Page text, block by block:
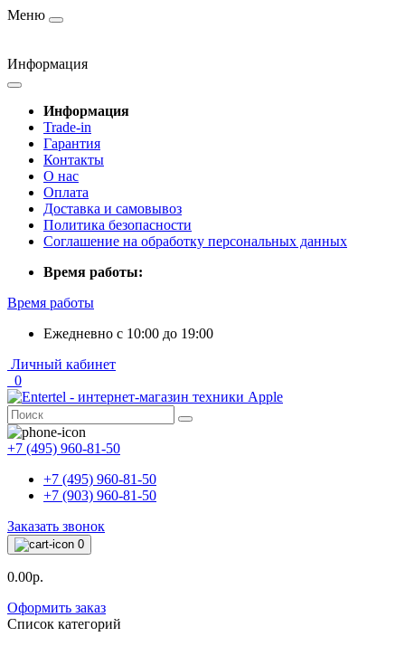
Меню
Информация
Информация
Trade-in
Гарантия
Контакты
О нас
Оплата
Доставка и самовывоз
Политика безопасности
Соглашение на обработку персональных данных
Время работы:
Время работы
Ежедневно с 10:00 до 19:00
Личный кабинет
0
+7 (495) 960-81-50
+7 (495) 960-81-50
+7 (903) 960-81-50
Заказать звонок
0
0.00р.
Оформить заказ
Список категорий